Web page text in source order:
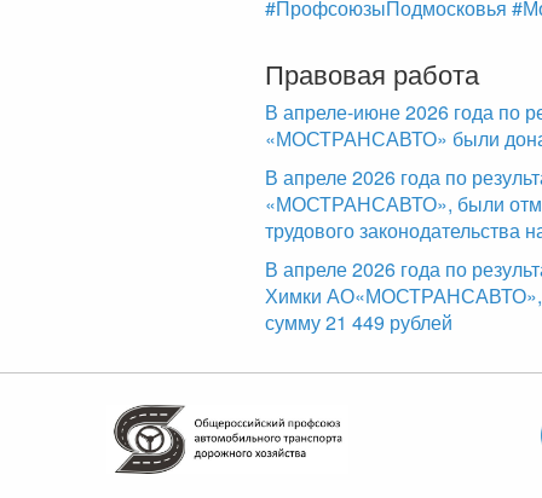
#ПрофсоюзыПодмосковья
Правовая работа
В апреле-июне 2026 года по
«МОСТРАНСАВТО» были
В апреле 2026 года по
«МОСТРАНСАВТО», были
трудового
В апреле 2026 года по
Химки АО«МОСТРАНСАВТО»,
сумму 21 449 рублей